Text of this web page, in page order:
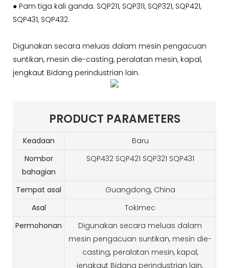
● Pam tiga kali ganda: SQP211, SQP311, SQP321, SQP421,
SQP431, SQP432.
Digunakan secara meluas dalam mesin pengacuan
suntikan, mesin die-casting, peralatan mesin, kapal,
jengkaut Bidang perindustrian lain.
PRODUCT PARAMETERS
Keadaan
Baru
Nombor
bahagian
SQP432 SQP421 SQP321 SQP431
Tempat asal
Guangdong, China
Asal
Tokimec
Permohonan
Digunakan secara meluas dalam
mesin pengacuan suntikan, mesin die-
casting, peralatan mesin, kapal,
jengkaut Bidang perindustrian lain.